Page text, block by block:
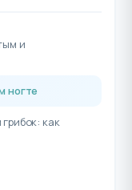
и
ногте
как